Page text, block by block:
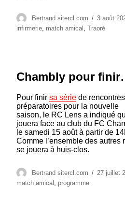
Auteur
Bertrand sitercl.com
Publié
le
3 août
infirmerie, match amical ,Traoré
Chambly pour
Pour finirsa série de rencontres
préparatoires pour la nouvelle
saison, le RC Lens a indiqué
jouera face au club du FC
le samedi 15 août à partir de
Comme l’ensemble des autres
se jouera à huis-clos.
Auteur
Bertrand sitercl.com
Publié
27 juillet
match amical , programme